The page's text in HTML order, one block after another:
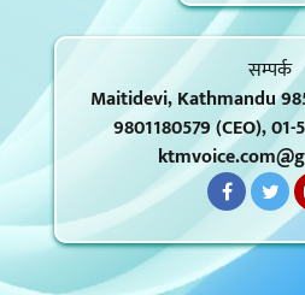
सम्पर्क
Maitidevi, Kathmandu
9801180579 (CEO),